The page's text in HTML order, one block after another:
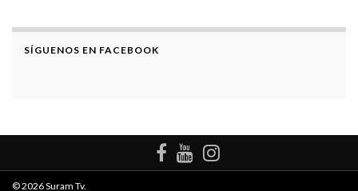
SÍGUENOS EN FACEBOOK
© 2026 Suram Tv.